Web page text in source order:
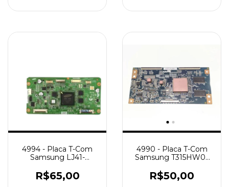
4994 - Placa T-Com
Samsung LJ41-
PL42S55
R$65,00
4990 - Placa T-Com
Samsung T315HW01
R$50,00